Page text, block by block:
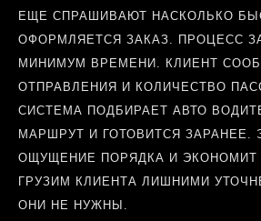
ЕЩЕ СПРАШИВАЮТ НАСКОЛЬКО
ОФОРМЛЯЕТСЯ ЗАКАЗ. ПРОЦЕСС
МИНИМУМ ВРЕМЕНИ. КЛИЕНТ
ОТПРАВЛЕНИЯ И КОЛИЧЕСТВО
СИСТЕМА ПОДБИРАЕТ АВТО
МАРШРУТ И ГОТОВИТСЯ ЗАРАНЕЕ.
ОЩУЩЕНИЕ ПОРЯДКА И
ГРУЗИМ КЛИЕНТА ЛИШНИМИ
ОНИ НЕ НУЖНЫ.